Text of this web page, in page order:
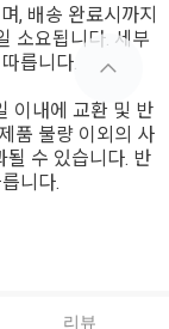
, 배송 완료시까지
소요됩니다. 세부
릅니다.
이내에 교환 및 반
품 불량 이외의 사
수 있습니다. 반
니다.
리뷰